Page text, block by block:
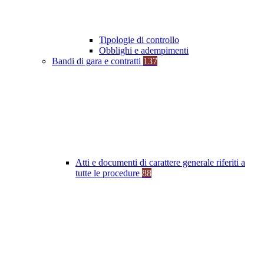
Tipologie di controllo
Obblighi e adempimenti
Bandi di gara e contratti 137
Atti e documenti di carattere generale riferiti a
tutte le procedure 88